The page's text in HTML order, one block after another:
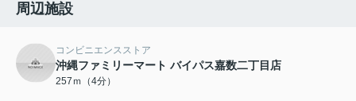
周辺施設
コンビニエンスストア
沖縄ファミリーマート バイパス嘉数二丁目店
257ｍ（4分）